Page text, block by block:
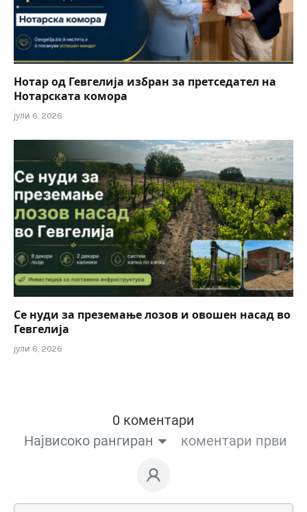
Нотар од Гевгелија избран за претседател на
Нотарската комора
јули 6, 2026
Се нуди за преземање лозов и овошен насад во
Гевгелија
јули 6, 2026
0 коментари
Највисоко рангиран
коментари први